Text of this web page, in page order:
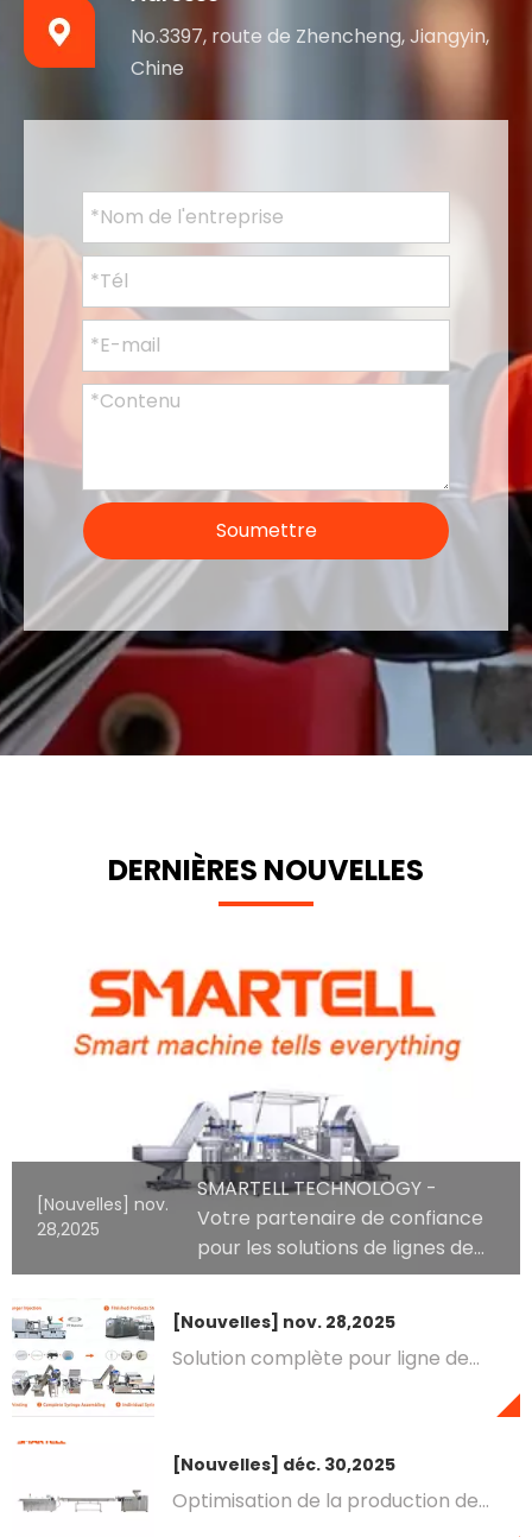
No.3397, route de Zhencheng, Jiangyin,
Chine
Soumettre
DERNIÈRES NOUVELLES
[Nouvelles] nov.
28,2025
SMARTELL TECHNOLOGY -
Votre partenaire de confiance
pour les solutions de lignes de
production de seringues
[Nouvelles] nov. 28,2025
Solution complète pour ligne de
[Nouvelles] déc. 30,2025
Optimisation de la production de